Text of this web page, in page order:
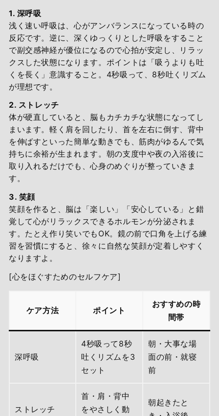
1. 深呼吸
浅く速い呼吸は、心がアンバランスになっている時の
反応です。逆に、深くゆっくりとした呼吸をすること
で副交感神経が優位になるので心拍が安定し、リラッ
クスした状態になります。ポイントは「吸うよりも吐
くを長く」意識すること。4秒吸って、8秒吐くリズム
が理想です。
2. ストレッチ
体が硬直していると、脳もカチカチな状態になってし
まいます。軽く肩を回したり、首を左右に倒す、背中
を伸ばすといった簡単な動きでも、筋肉がゆるんで気
持ちに余裕が生まれます。朝の支度中や夜の入浴後に
取り入れるだけでも、心身のめぐりが整っていきま
す。
3. 笑顔
笑顔を作ると、脳は「楽しい」「安心している」と錯
覚して心がリラックスできるホルモンが分泌されま
す。たとえ作り笑いでもOK。鏡の前で口角を上げる練
習を習慣にすると、徐々に自然な笑顔が定着しやすく
なりますよ。
[心をほぐすためのセルフケア]
ケア方法 ポイント
おすすめの時
間帯
深呼吸
4秒吸って8秒
吐くリズムを3
セット
朝・大事な場
面の前・就寝
前
ストレッチ
首・肩・背中
をやさしく動
朝起きたと